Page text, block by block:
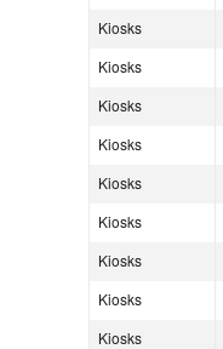
Kiosks
Kiosks
Kiosks
Kiosks
Kiosks
Kiosks
Kiosks
Kiosks
Kiosks